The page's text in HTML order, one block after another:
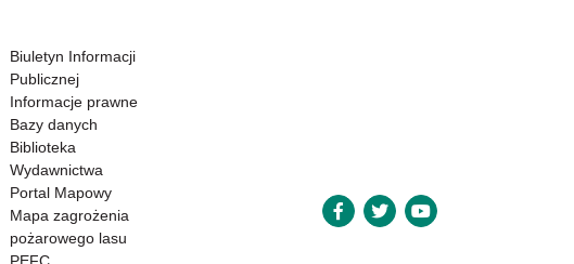
Biuletyn Informacji
Publicznej
Informacje prawne
Bazy danych
Biblioteka
Wydawnictwa
Portal Mapowy
Mapa zagrożenia
pożarowego lasu